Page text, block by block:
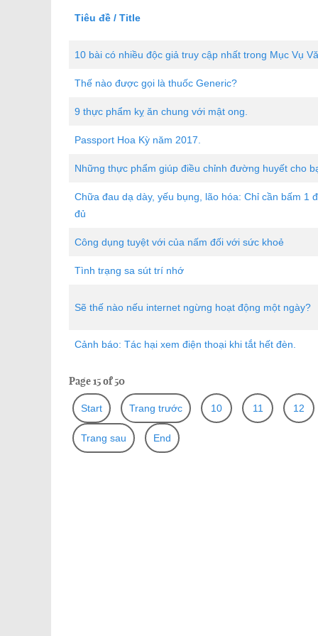
Tiêu đề / Title
10 bài có nhiều độc giả truy cập nhất trong Mục Vụ
Thế nào được gọi là thuốc Generic?
9 thực phẩm kỵ ăn chung với mật ong.
Passport Hoa Kỳ năm 2017.
Những thực phẩm giúp điều chỉnh đường huyết cho
Chữa đau dạ dày, yếu bụng, lão hóa: Chỉ cần bấm 1
đủ
Công dụng tuyệt với của nấm đối với sức khoẻ
Tình trạng sa sút trí nhớ
Sẽ thế nào nếu internet ngừng hoạt động một ngày?
Cảnh báo: Tác hại xem điện thoại khi tắt hết đèn.
Page 15 of 50
Start Trang trước 10 11 12
Trang sau End